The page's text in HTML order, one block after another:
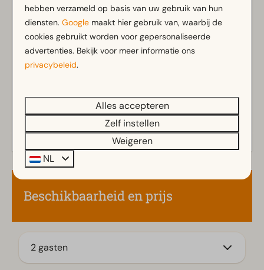
Badkamer
Aparte toiletten: 1
Badkamer(s) boven: 1
Toilet(ten) in badkamer(s): 1
Parasol
Tuin
Tuinset
Kinderstoel
Toon meer ↓
Beschikbaarheid en prijs
2 gasten
hebben verzameld op basis van uw gebruik van hun
diensten.Google maakt hier gebruik van, waarbij de
cookies gebruikt worden voor gepersonaliseerde
advertenties. Bekijk voor meer informatie ons
privacybeleid.
Alles accepteren
Zelf instellen
Weigeren
NL